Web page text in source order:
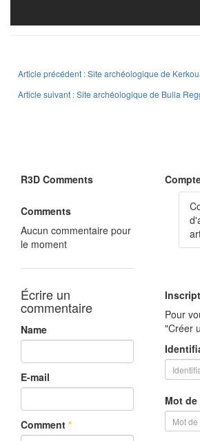
Article précédent : Site archéologique de
Article suivant : Site archéologique de Bulla
R3D Comments
Comments
Aucun commentaire pour
le moment
Écrire un
commentaire
Name
E-mail
Comment *
Pour
"Créer
Mot